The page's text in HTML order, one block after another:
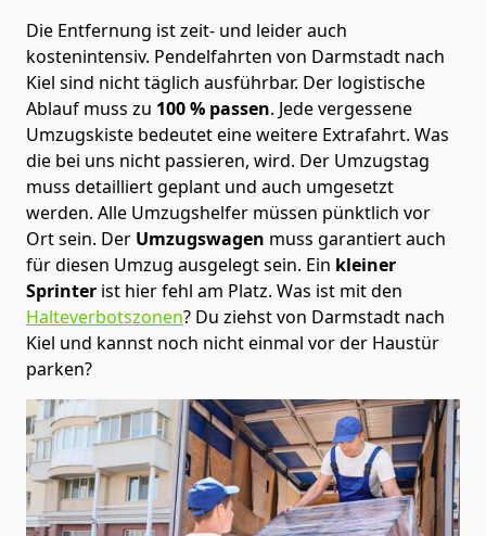
Die Entfernung ist zeit- und leider auch
kostenintensiv. Pendelfahrten von Darmstadt nach
Kiel sind nicht täglich ausführbar. Der logistische
Ablauf muss zu 100 % passen. Jede vergessene
Umzugskiste bedeutet eine weitere Extrafahrt. Was
die bei uns nicht passieren, wird. Der Umzugstag
muss detailliert geplant und auch umgesetzt
werden. Alle Umzugshelfer müssen pünktlich vor
Ort sein. Der Umzugswagen muss garantiert auch
für diesen Umzug ausgelegt sein. Ein kleiner
Sprinter ist hier fehl am Platz. Was ist mit den
Halteverbotszonen? Du ziehst von Darmstadt nach
Kiel und kannst noch nicht einmal vor der Haustür
parken?